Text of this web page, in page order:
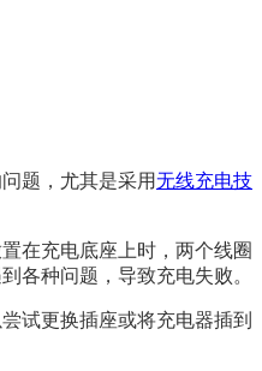
题，尤其是采用无线充电技
在充电底座上时，两个线圈
各种问题，导致充电失败。
试更换插座或将充电器插到